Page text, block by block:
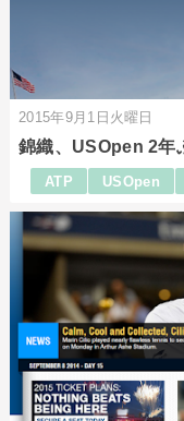
2015年9月1日火曜日
錦織、USOpen 2年
ATP USOpen